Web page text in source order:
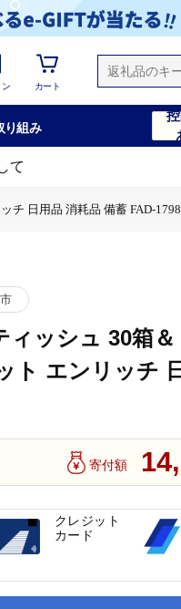
ン カート
り組み
て
チ 日用品 消耗品 備蓄 FAD-1798
ィッシュ 30箱
ト エンリッチ
寄付額
クレジット
カード